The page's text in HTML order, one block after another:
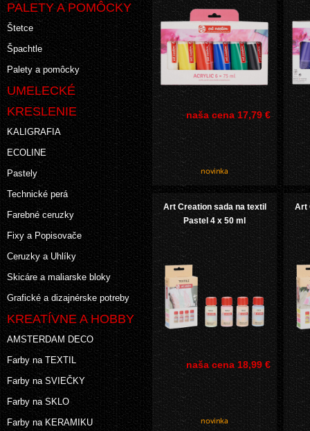
PALETY A POMÔCKY
Štetce
Špachtle
Palety a pomôcky
UMELECKÉ
KRESLENIE
KALIGRAFIA
ECOLINE
Pastely
Technické perá
Farebné ceruzky
Fixy a Popisovače
Ceruzky a Uhlíky
Skicáre a maliarske bloky
Grafické a dizajnérske potreby
KREATÍVNE A HOBBY
AMSTERDAM DECO
Farby na TEXTIL
Farby na SVIEČKY
Farby na SKLO
Farby na KERAMIKU
naša cena 17,79 €
Art Creation sada na textil
Pastel 4 x 50 ml
naša cena 18,99 €
Art